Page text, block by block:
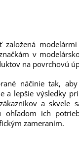
založená
v
na povrchovú
náčinie tak,
a lepšie výsledky
a skvele
ohľadom ich
zameraním.